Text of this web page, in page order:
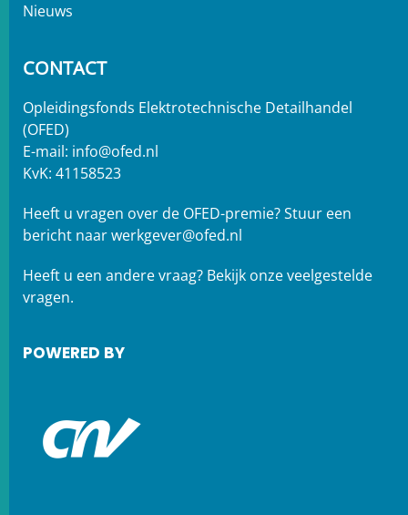
Nieuws
CONTACT
Opleidingsfonds Elektrotechnische Detailhandel
(OFED)
E-mail: info@ofed.nl
KvK: 41158523
Heeft u vragen over de OFED-premie? Stuur een
bericht naarwerkgever@ofed.nl
Heeft u een andere vraag? Bekijk onze veelgestelde
vragen.
POWERED BY